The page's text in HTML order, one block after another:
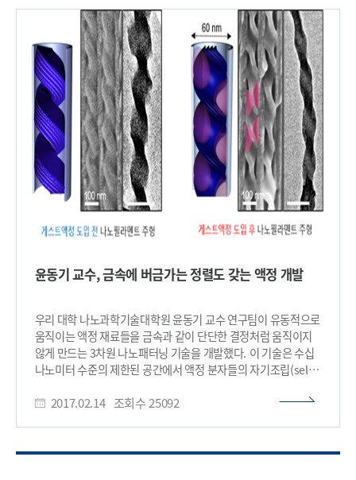
박사과정이 참여한 이번 연구는 나노 분야 국제 학술지 ‘스몰
(Small)’ 3월 8일자 표지논문에 선정됐다. 청정에너지인 수소
가스는 차세대 에너지원으로 각광받고 있다. 현재도 냉각
시스템이나 석유 정제시설 등 다양한 산업분야에서 활용되고
있지만 무색, 무취의 가연성 물질이기 때문에 조기 발견이 어려워
고성능 수소 센서를 개발하는 것이 중요하다. 그러나 기존 수소
센서들은 부피가 크고 소모 전력이 높으며 제작비용이
상대적으로 높은 단점이 있다. 공동 연구팀은 수백 나노미터
(nm) 직경의 폴리스틸렌 구슬들을 자기조립 현상을 이용해
규칙적으로 실리콘 기판 위에 배열시켰다. 이를 이용해 수십
나노미터 수준의 그물 모양 패턴을 구현해 초소형 고성능 수소
센서를 개발했다. 이 기술은 수소가스가 센서에 노출되면 팔라듐
나노입자와 반응해 팔라듐의 일함수(work function)가
변화하고 그에 따라 실리콘 나노 그물 내 전자의 공핍 영역
(depletion region)의 크기가 변화하면서 전기 저항이 바뀌는
(nm) 이하의 실리콘 나노 그물 구조 센서를 저비용으로 구현할 수
등에 따라 구분된다. 연구팀의 센서는 0.1%의 수소 농도에서
10%의 민감도와 5초의 반응속도를 기록해 기존 실리콘 기반
수소 센서보다 50% 이상 빠르고 10배 이상 높은 민감도를
보였다. 박인규 교수는 “기존의 값비싸고 복잡한 공정을 거치지
않고도, 단순한 방법으로 초미세 나노패턴 구현이 가능하며,
수소센서 뿐만 아니라 다양한 화학, 바이오센서에도 응용이
가능할 것이다”고 말했다. 과학기술정보통신부의
나노소재기술개발사업, 한국연구재단의 국민위해인자에 대응한
해양수산환경기술개발사업, KUSTAR-KAIST 사업의 지원을
윤동기 교수, 금속에 버금가는 정렬도 갖는 액정 개발
우리 대학 나노과학기술대학원 윤동기 교수 연구팀이 유동적으로
움직이는 액정 재료들을 금속과 같이 단단한 결정처럼 움직이지
않게 만드는 3차원 나노패터닝 기술을 개발했다. 이 기술은 수십
나노미터 수준의 제한된 공간에서 액정 분자들의 자기조립(self-
사람들이 있다가 많은 사람이 탑승하면서 빽빽하게 자리를
어드밴스(Science advances)’ 2월 10일자 온라인 판에
2017.02.14 조회수 25092